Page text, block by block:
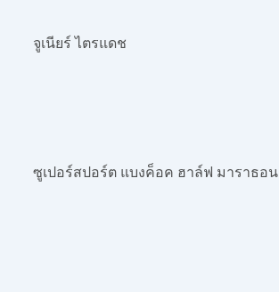
จูเนียร์ ไตรแดช
ซูเปอร์สปอร์ต แบงค็อค ฮาล์ฟ มาราธอน